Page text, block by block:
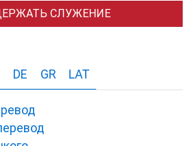
СЛУЖЕНИЕ
DE GR LAT